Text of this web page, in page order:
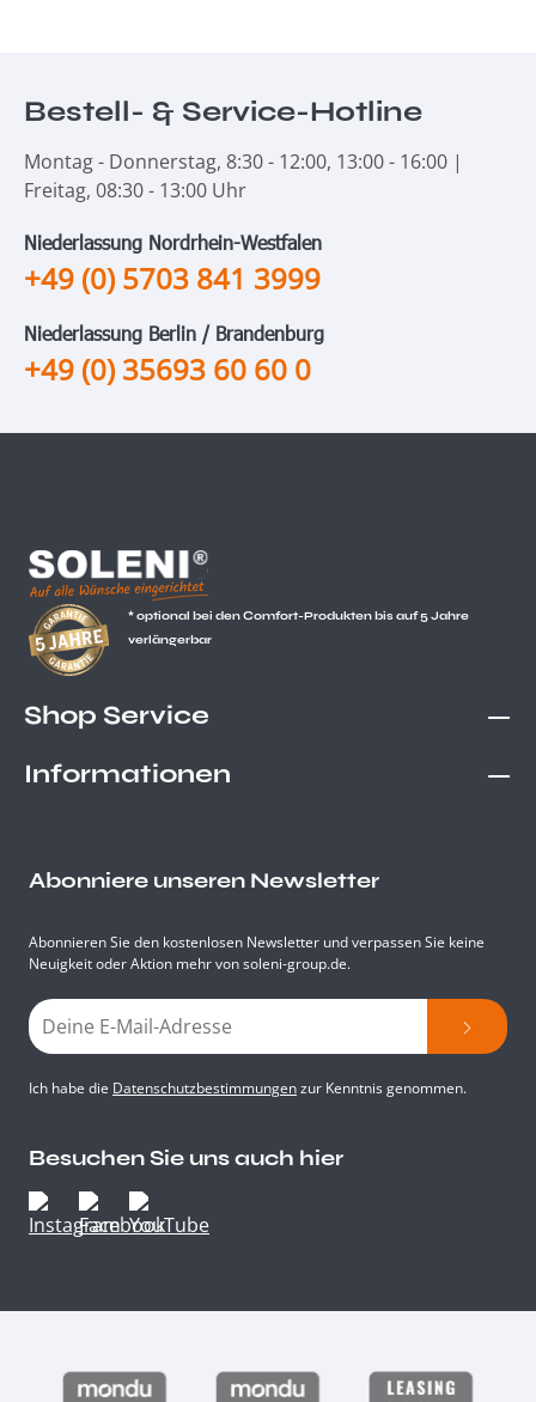
Bestell- & Service-Hotline
Montag - Donnerstag, 8:30 - 12:00, 13:00 - 16:00 |
Freitag, 08:30 - 13:00 Uhr
Niederlassung Nordrhein-Westfalen
+49 (0) 5703 841 3999
Niederlassung Berlin / Brandenburg
+49 (0) 35693 60 60 0
* optional bei den Comfort-Produkten bis auf 5 Jahre
verlängerbar
Shop Service
Informationen
Abonniere unseren Newsletter
Abonnieren Sie den kostenlosen Newsletter und verpassen Sie keine
Neuigkeit oder Aktion mehr von soleni-group.de.
Ich habe die Datenschutzbestimmungenzur Kenntnis genommen.
Besuchen Sie uns auch hier